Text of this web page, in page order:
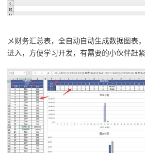
メ财务汇总表，全自动自动生成数据图表
进入，方便学习开发，有需要的小伙伴赶